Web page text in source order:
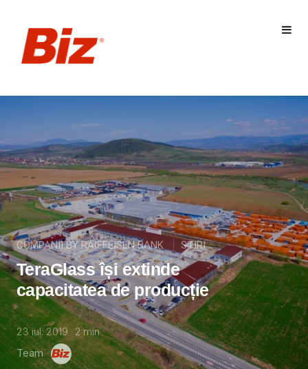
COMPANII BY RAIFFEISEN BANK STIRI
TeraGlass își extinde
capacitatea de producție
23 iul. 2019 2 min
Team